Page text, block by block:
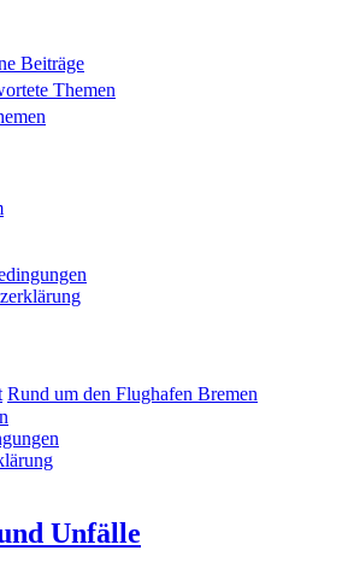
Beiträge
Themen
Rund um den Flughafen Bremen
Unfälle